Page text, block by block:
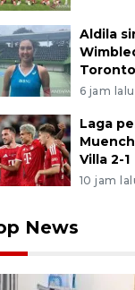
Aldila
Toronto
6 jam lalu
Laga
Villa 2-1
10 jam
News